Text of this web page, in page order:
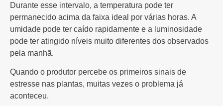
Durante esse intervalo, a temperatura pode ter
permanecido acima da faixa ideal por várias horas. A
umidade pode ter caído rapidamente e a luminosidade
pode ter atingido níveis muito diferentes dos observados
pela manhã.
Quando o produtor percebe os primeiros sinais de
estresse nas plantas, muitas vezes o problema já
aconteceu.